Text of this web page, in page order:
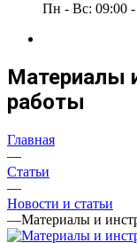
Пн - Вс: 09:00 -
Материалы
работы
Главная
—
Статьи
—
Новости и статьи
—Материалы и